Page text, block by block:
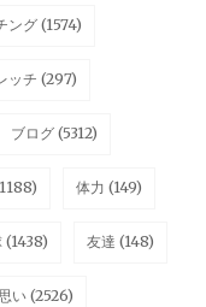
ング(1574)
ッチ (297)
ブログ (5312)
体力 (149)
(1438) 友達 (148)
い (2526)